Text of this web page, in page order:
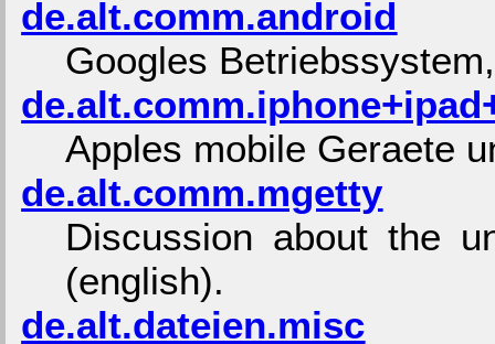
de.alt.comm.android
Googles
Apples mobile Geraete
de.alt.comm.mgetty
Discussion about the
(english).
de.alt.dateien.misc